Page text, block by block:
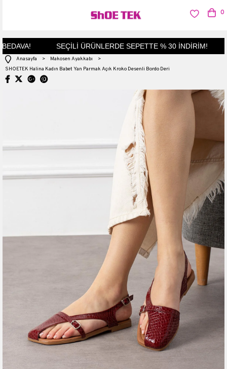
SEÇİLİ ÜRÜNLERDE SEPETTE % 30 İNDİRİM!
0
Anasayfa > Makosen Ayakkabı
>
SHOETEK Halina Kadın Babet Yan Parmak Açık Kroko Desenli Bordo Deri